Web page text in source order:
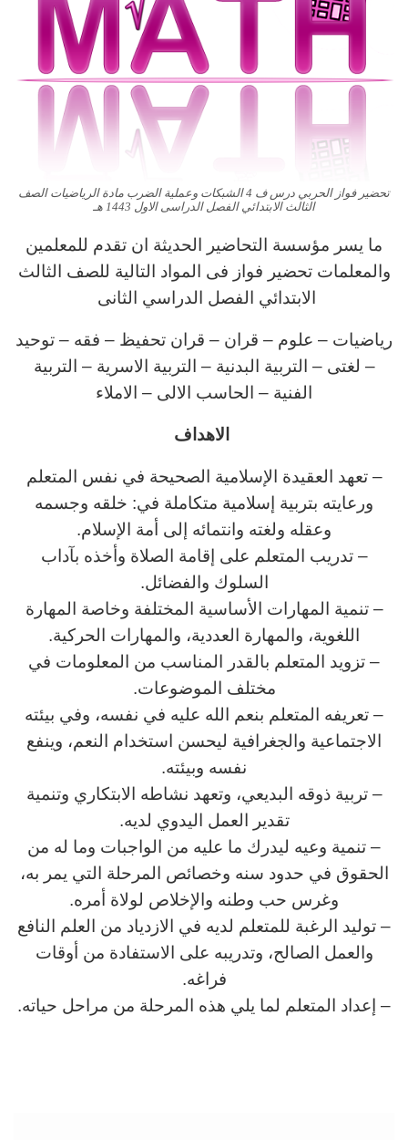
تحضير فواز الحربي درس ف 4 الشبكات وعملية الضرب مادة الرياضيات الصف
الثالث الابتدائي الفصل الدراسى الاول 1443 هـ
ما يسر مؤسسة التحاضير الحديثة ان تقدم للمعلمين
والمعلمات تحضير فواز فى المواد التالية للصف الثالث
الابتدائي الفصل الدراسي الثانى
رياضيات – علوم – قران – قران تحفيظ – فقه – توحيد
– لغتى – التربية البدنية – التربية الاسرية – التربية
الفنية – الحاسب الالى – الاملاء
الاهداف
– تعهد العقيدة الإسلامية الصحيحة في نفس المتعلم
ورعايته بتربية إسلامية متكاملة في: خلقه وجسمه
وعقله ولغته وانتمائه إلى أمة الإسلام.
– تدريب المتعلم على إقامة الصلاة وأخذه بآداب
السلوك والفضائل.
– تنمية المهارات الأساسية المختلفة وخاصة المهارة
اللغوية، والمهارة العددية، والمهارات الحركية.
– تزويد المتعلم بالقدر المناسب من المعلومات في
مختلف الموضوعات.
– تعريفه المتعلم بنعم الله عليه في نفسه، وفي بيئته
الاجتماعية والجغرافية ليحسن استخدام النعم، وينفع
نفسه وبيئته.
– تربية ذوقه البديعي، وتعهد نشاطه الابتكاري وتنمية
تقدير العمل اليدوي لديه.
– تنمية وعيه ليدرك ما عليه من الواجبات وما له من
الحقوق في حدود سنه وخصائص المرحلة التي يمر به،
وغرس حب وطنه والإخلاص لولاة أمره.
– توليد الرغبة للمتعلم لديه في الازدياد من العلم النافع
والعمل الصالح، وتدريبه على الاستفادة من أوقات
فراغه.
– إعداد المتعلم لما يلي هذه المرحلة من مراحل حياته.